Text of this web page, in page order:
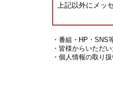
上記以外にメッ
・番組・HP・SNS
・皆様からいただ
・個人情報の取り